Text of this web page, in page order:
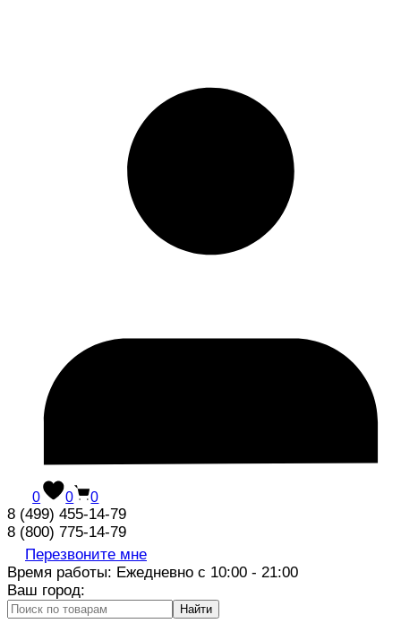
0 0 0
8 (499) 455-14-79
8 (800) 775-14-79
Перезвоните мне
Время работы: Ежедневно с 10:00 - 21:00
Ваш город:
Найти